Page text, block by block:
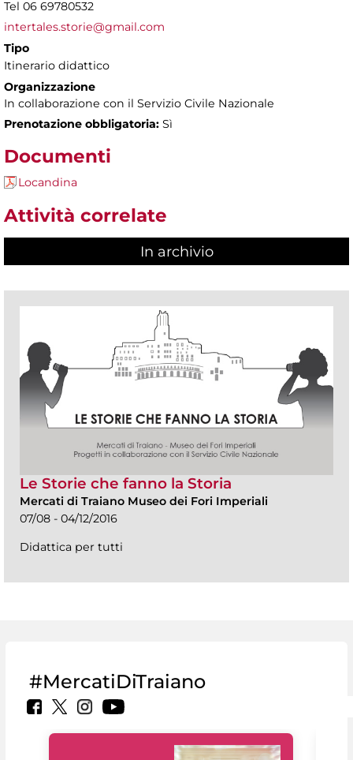
Tel 06 69780532
intertales.storie@gmail.com
Tipo
Itinerario didattico
Organizzazione
In collaborazione con il Servizio Civile Nazionale
Prenotazione obbligatoria: Sì
Documenti
Locandina
Attività correlate
In archivio
Le Storie che fanno la Storia
Mercati di Traiano Museo dei Fori Imperiali
07/08 - 04/12/2016
Didattica per tutti
#MercatiDiTraiano